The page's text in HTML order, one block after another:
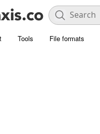
Tools File formats